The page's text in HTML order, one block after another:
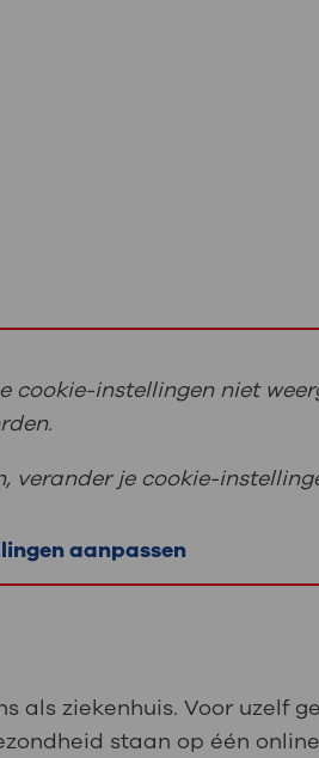
cookie-instellingen niet
verander je cookie-
aanpassen
als ziekenhuis. Voor uzelf
staan op één